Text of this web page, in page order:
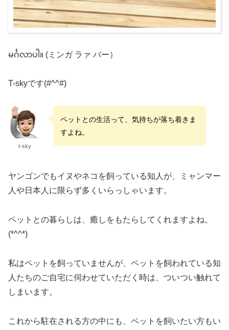
မင်္ဂလာပါ။ (ミンガ ラァ バー）
T-skyです(#^^#)
t-sky
ペットとの生活って、気持ちが落ち着きま
すよね。
ヤンゴンでもイヌやネコを飼っている知人が、ミャンマー
人や日本人に限らず多くいらっしゃいます。
ペットとの暮らしは、癒しをもたらしてくれますよね。
(*^^*)
私はペットを飼っていませんが、ペットを飼われている知
人たちのご自宅に伺わせていただく時は、ついつい触れて
しまいます。
これから駐在される方の中にも、ペットを飼いたい方もい